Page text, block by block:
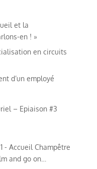
et la
en ! »
en circuits
d’un employé
– Epiaison #3
- Accueil Champêtre
and go on…